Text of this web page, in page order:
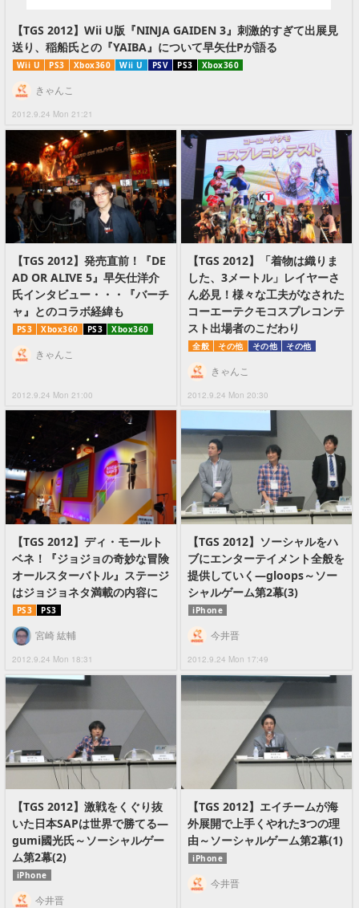
【TGS 2012】Wii U版『NINJA GAIDEN 3』刺激的すぎて出展見
送り、稲船氏との『YAIBA』について早矢仕Pが語る
Wii U PS3 Xbox360 Wii U PSV PS3 Xbox360
2012.9.24 Mon 21:21
きゃんこ
【TGS 2012】発売直前！『DE
AD OR ALIVE 5』早矢仕洋介
氏インタビュー・・・『バーチ
ャ』とのコラボ経緯も
PS3 Xbox360 PS3 Xbox360
2012.9.24 Mon 21:00
きゃんこ
【TGS 2012】「着物は織りま
した、3メートル」レイヤーさ
ん必見！様々な工夫がなされた
コーエーテクモコスプレコンテ
スト出場者のこだわり
全般 その他 その他 その他
2012.9.24 Mon 20:30
きゃんこ
【TGS 2012】ディ・モールト
ベネ！『ジョジョの奇妙な冒険
オールスターバトル』ステージ
はジョジョネタ満載の内容に
PS3 PS3
2012.9.24 Mon 18:31
宮崎 紘輔
【TGS 2012】ソーシャルをハ
ブにエンターテイメント全般を
提供していく―gloops～ソー
シャルゲーム第2幕(3)
iPhone
2012.9.24 Mon 17:49
今井晋
【TGS 2012】激戦をくぐり抜
いた日本SAPは世界で勝てる―
gumi國光氏～ソーシャルゲー
ム第2幕(2)
iPhone
今井晋
【TGS 2012】エイチームが海
外展開で上手くやれた3つの理
由～ソーシャルゲーム第2幕(1)
iPhone
今井晋